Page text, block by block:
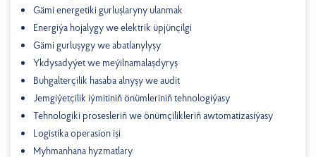
Gämi energetiki gurluşlaryny ulanmak
Energiýa hojalygy we elektrik üpjünçilgi
Gämi gurluşygy we abatlanylyşy
Ykdysadyýet we meýilnamalaşdyryş
Buhgalterçilik hasaba alnyşy we audit
Jemgiýetçilik iýmitiniň önümleriniň tehnologiýasy
Tehnologiki prosesleriň we önümçilikleriň awtomatizasiýasy
Logistika operasion işi
Myhmanhana hyzmatlary